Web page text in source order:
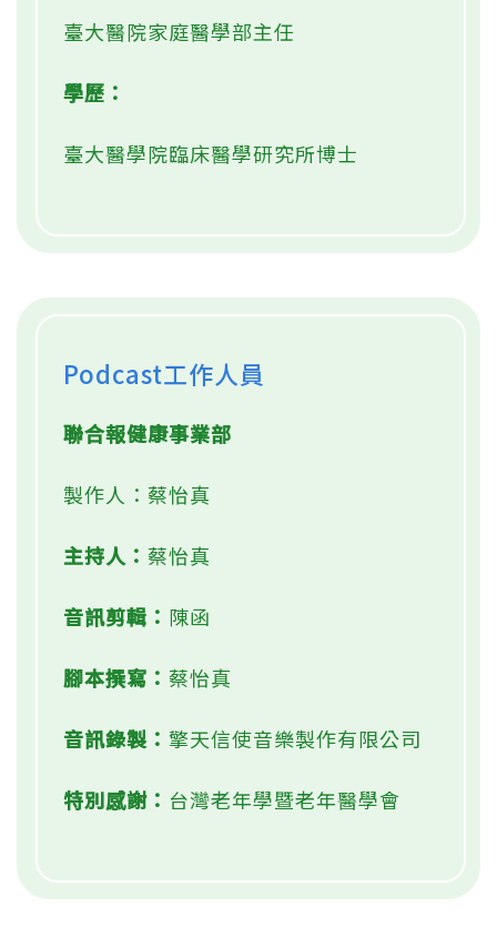
臺大醫院家庭醫學部主任
學歷：
臺大醫學院臨床醫學研究所博士
Podcast工作人員
聯合報健康事業部
製作人：蔡怡真
主持人： 蔡怡真
音訊剪輯： 陳函
腳本撰寫： 蔡怡真
音訊錄製： 擎天信使音樂製作有限公司
特別感謝： 台灣老年學暨老年醫學會